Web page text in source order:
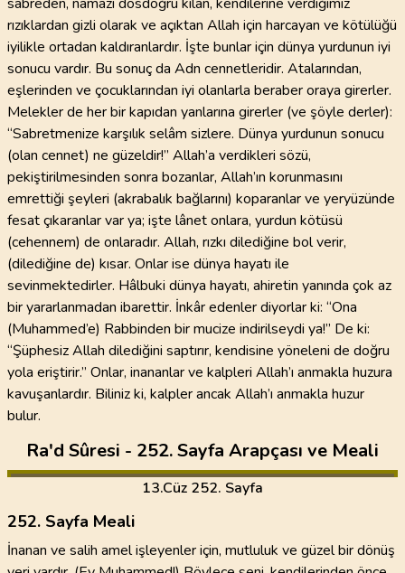
rızıklardan gizli olarak ve açıktan Allah için harcayan ve kötülüğü
iyilikle ortadan kaldıranlardır. İşte bunlar için dünya yurdunun iyi
sonucu vardır. Bu sonuç da Adn cennetleridir. Atalarından,
eşlerinden ve çocuklarından iyi olanlarla beraber oraya girerler.
Melekler de her bir kapıdan yanlarına girerler (ve şöyle derler):
“Sabretmenize karşılık selâm sizlere. Dünya yurdunun sonucu
(olan cennet) ne güzeldir!” Allah’a verdikleri sözü,
pekiştirilmesinden sonra bozanlar, Allah’ın korunmasını
emrettiği şeyleri (akrabalık bağlarını) koparanlar ve yeryüzünde
fesat çıkaranlar var ya; işte lânet onlara, yurdun kötüsü
(cehennem) de onlaradır. Allah, rızkı dilediğine bol verir,
(dilediğine de) kısar. Onlar ise dünya hayatı ile
sevinmektedirler. Hâlbuki dünya hayatı, ahiretin yanında çok az
bir yararlanmadan ibarettir. İnkâr edenler diyorlar ki: “Ona
(Muhammed’e) Rabbinden bir mucize indirilseydi ya!” De ki:
“Şüphesiz Allah dilediğini saptırır, kendisine yöneleni de doğru
yola eriştirir.” Onlar, inananlar ve kalpleri Allah’ı anmakla huzura
kavuşanlardır. Biliniz ki, kalpler ancak Allah’ı anmakla huzur
bulur.
Ra'd Sûresi - 252. Sayfa Arapçası ve Meali
13.Cüz 252. Sayfa
252. Sayfa Meali
İnanan ve salih amel işleyenler için, mutluluk ve güzel bir dönüş